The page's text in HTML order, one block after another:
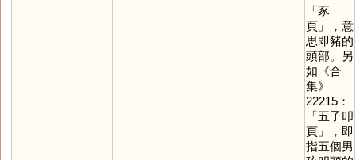
「豕
頁」，意
思即豬的
頭部。另
如《合
集》
22215：
「五子叩
頁」，即
指五個男